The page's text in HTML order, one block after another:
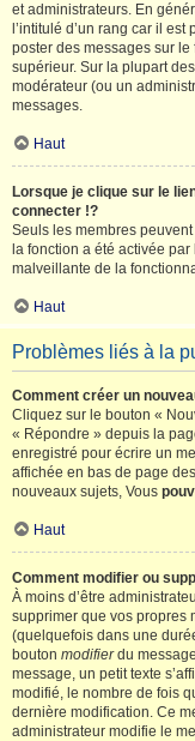
et administrateurs. En
l’intitulé d’un rang car il
poster des messages sur
supérieur. Sur la plupart
modérateur (ou un
messages.
Haut
Lorsque je clique sur le
connecter !?
Seuls les membres
la fonction a été activée
malveillante de la
Haut
Problèmes liés à la
Comment créer un
Cliquez sur le bouton «
« Répondre » depuis la
enregistré pour écrire un
affichée en bas de page
nouveaux sujets, Vous
Haut
Comment modifier ou
À moins d’être
supprimer que vos propres
(quelquefois dans une
bouton modifierdu
message, un petit texte
modifié, le nombre de fois
dernière modification. Ce
administrateur modifie le